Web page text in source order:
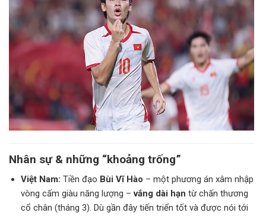
Nhân sự & những “khoảng trống”
Việt Nam: Tiền đạo Bùi Vĩ Hào – một phương án xâm nhập
vòng cấm giàu năng lượng –vắng dài hạn từ chấn thương
cổ chân (tháng 3). Dù gần đây tiến triển tốt và được nói tới